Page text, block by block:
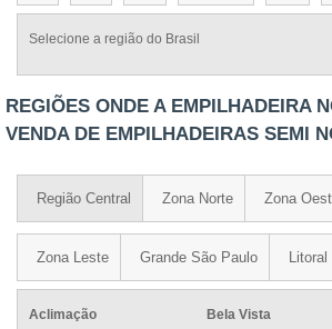
Selecione a região do Brasil
REGIÕES ONDE A EMPILHADEIRA
VENDA DE EMPILHADEIRAS SEMI
Região Central Zona Norte Zona
Zona Leste Grande São Paulo
Aclimação
Bela Vista